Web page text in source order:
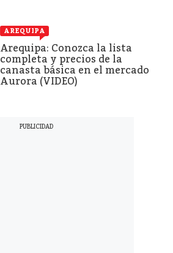
AREQUIPA
Arequipa: Conozca la lista
completa y precios de la
canasta básica en el mercado
Aurora (VIDEO)